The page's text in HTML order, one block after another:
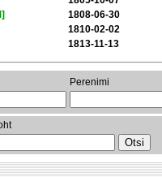
1808-06-30
1810-02-02
1813-11-13
Perenimi